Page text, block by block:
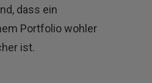
dass ein
Portfolio wohler
ist.